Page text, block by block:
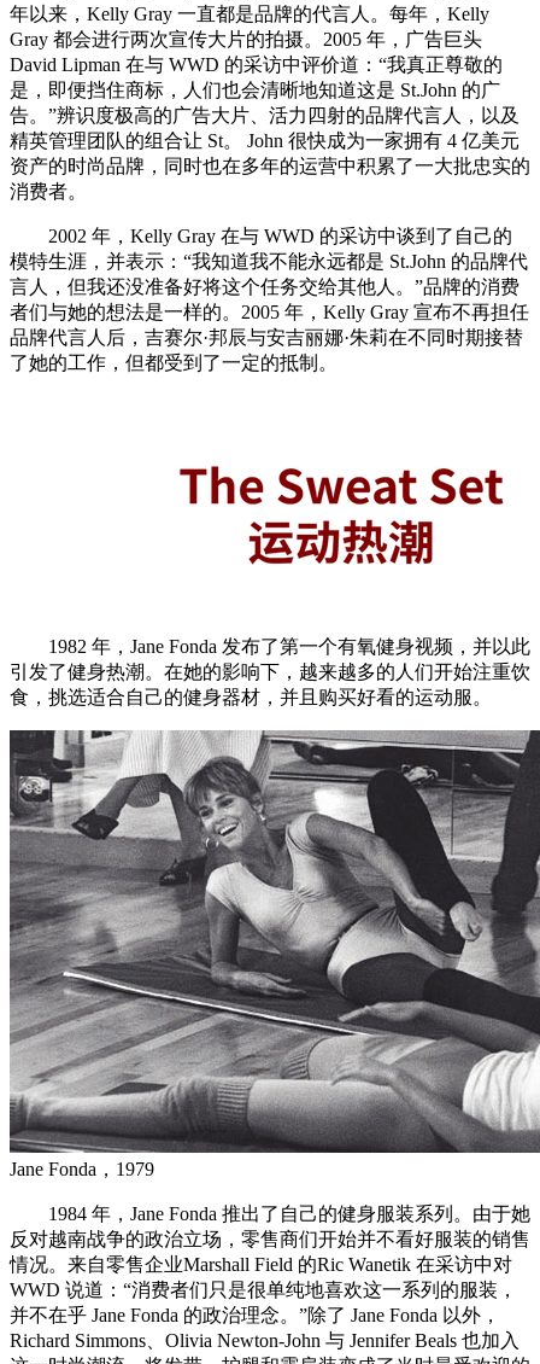
年以来，Kelly Gray 一直都是品牌的代言人。每年，Kelly
Gray 都会进行两次宣传大片的拍摄。2005 年，广告巨头
David Lipman 在与 WWD 的采访中评价道：“我真正尊敬的
是，即便挡住商标，人们也会清晰地知道这是 St.John 的广
告。”辨识度极高的广告大片、活力四射的品牌代言人，以及
精英管理团队的组合让 St。 John 很快成为一家拥有 4 亿美元
资产的时尚品牌，同时也在多年的运营中积累了一大批忠实的
消费者。
2002 年，Kelly Gray 在与 WWD 的采访中谈到了自己的
模特生涯，并表示：“我知道我不能永远都是 St.John 的品牌代
言人，但我还没准备好将这个任务交给其他人。”品牌的消费
者们与她的想法是一样的。2005 年，Kelly Gray 宣布不再担任
品牌代言人后，吉赛尔·邦辰与安吉丽娜·朱莉在不同时期接替
了她的工作，但都受到了一定的抵制。
1982 年，Jane Fonda 发布了第一个有氧健身视频，并以此
引发了健身热潮。在她的影响下，越来越多的人们开始注重饮
食，挑选适合自己的健身器材，并且购买好看的运动服。
Jane Fonda，1979
1984 年，Jane Fonda 推出了自己的健身服装系列。由于她
反对越南战争的政治立场，零售商们开始并不看好服装的销售
情况。来自零售企业Marshall Field 的Ric Wanetik 在采访中对
WWD 说道：“消费者们只是很单纯地喜欢这一系列的服装，
并不在乎 Jane Fonda 的政治理念。”除了 Jane Fonda 以外，
Richard Simmons、Olivia Newton-John 与 Jennifer Beals 也加入